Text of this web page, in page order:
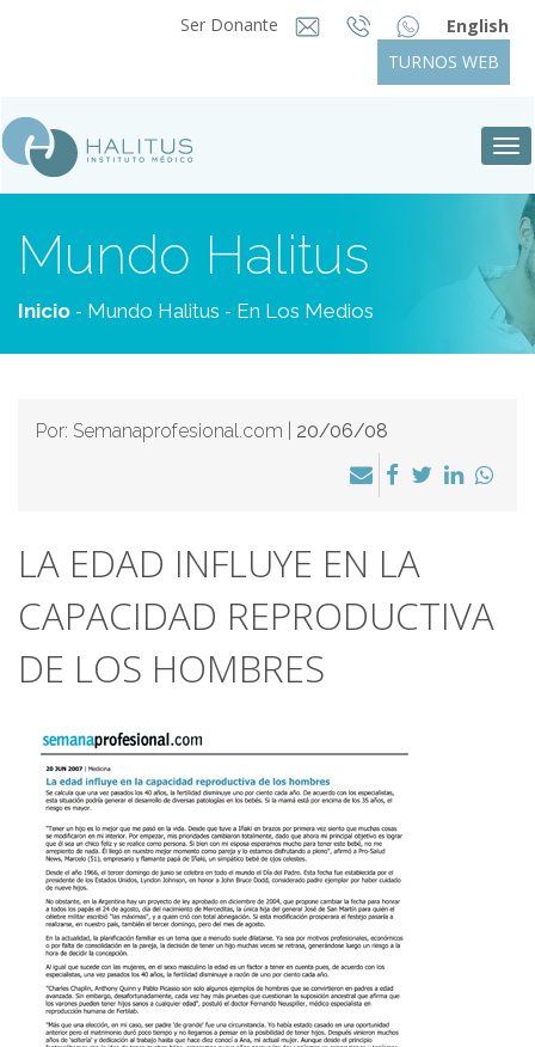
Ser Donante
English
TURNOS WEB
Mundo Halitus
Inicio - Mundo Halitus - En Los Medios
Por: Semanaprofesional.com | 20/06/08
LA EDAD INFLUYE EN LA
CAPACIDAD REPRODUCTIVA
DE LOS HOMBRES